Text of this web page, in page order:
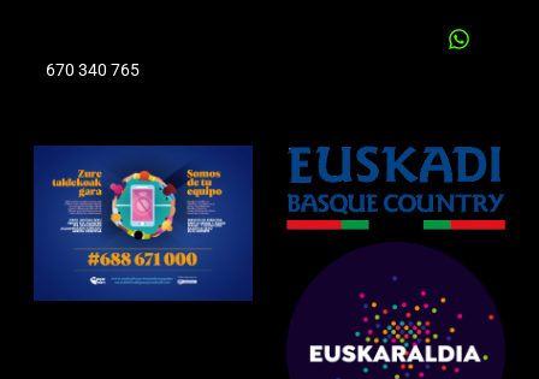
670 340 765